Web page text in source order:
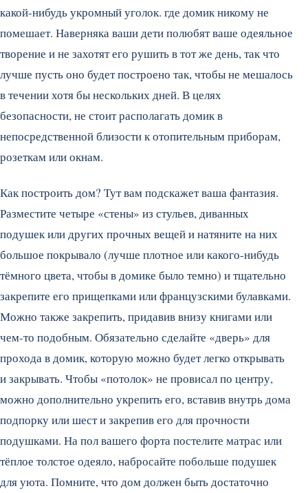
какой-нибудь укромный уголок. где домик никому не
помешает. Наверняка ваши дети полюбят ваше одеяльное
творение и не захотят его рушить в тот же день, так что
лучше пусть оно будет построено так, чтобы не мешалось
в течении хотя бы нескольких дней. В целях
безопасности, не стоит располагать домик в
непосредственной близости к отопительным приборам,
розеткам или окнам.
Как построить дом? Тут вам подскажет ваша фантазия.
Разместите четыре «стены» из стульев, диванных
подушек или других прочных вещей и натяните на них
большое покрывало (лучше плотное или какого-нибудь
тёмного цвета, чтобы в домике было темно) и тщательно
закрепите его прищепками или французскими булавками.
Можно также закрепить, придавив внизу книгами или
чем-то подобным. Обязательно сделайте «дверь» для
прохода в домик, которую можно будет легко открывать
и закрывать. Чтобы «потолок» не провисал по центру,
можно дополнительно укрепить его, вставив внутрь дома
подпорку или шест и закрепив его для прочности
подушками. На пол вашего форта постелите матрас или
тёплое толстое одеяло, набросайте побольше подушек
для уюта. Помните, что дом должен быть достаточно